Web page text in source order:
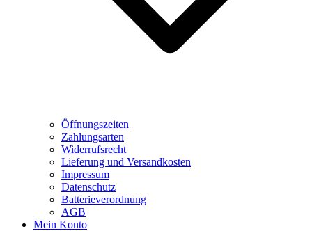
Öffnungszeiten
Zahlungsarten
Widerrufsrecht
Lieferung und Versandkosten
Impressum
Datenschutz
Batterieverordnung
AGB
Mein Konto